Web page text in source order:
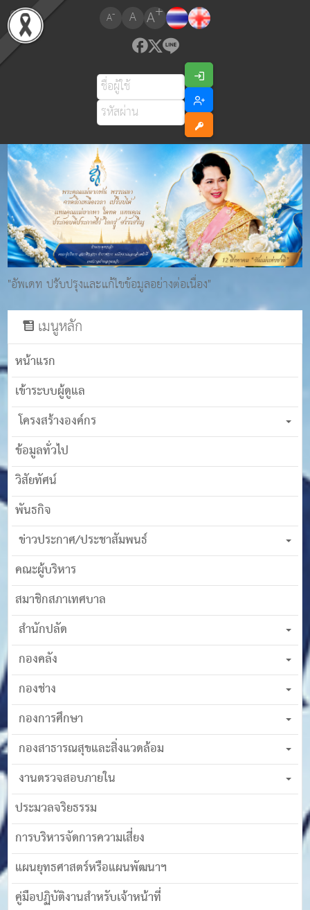
A- A A+
"อัพเดท ปรับปรุงและแก้ไขข้อมูลอย่างต่อเนื่อง"
เมนูหลัก
หน้าแรก
เข้าระบบผู้ดูแล
โครงสร้างองค์กร
ข้อมูลทั่วไป
วิสัยทัศน์
พันธกิจ
ข่าวประกาศ/ประชาสัมพนธ์
คณะผู้บริหาร
สมาชิกสภาเทศบาล
สำนักปลัด
กองคลัง
กองช่าง
กองการศึกษา
กองสาธารณสุขและสิ่งแวดล้อม
งานตรวจสอบภายใน
ประมวลจริยธรรม
การบริหารจัดการความเสี่ยง
แผนยุทธศาสตร์หรือแผนพัฒนาฯ
คู่มือปฏิบัติงานสำหรับเจ้าหน้าที่